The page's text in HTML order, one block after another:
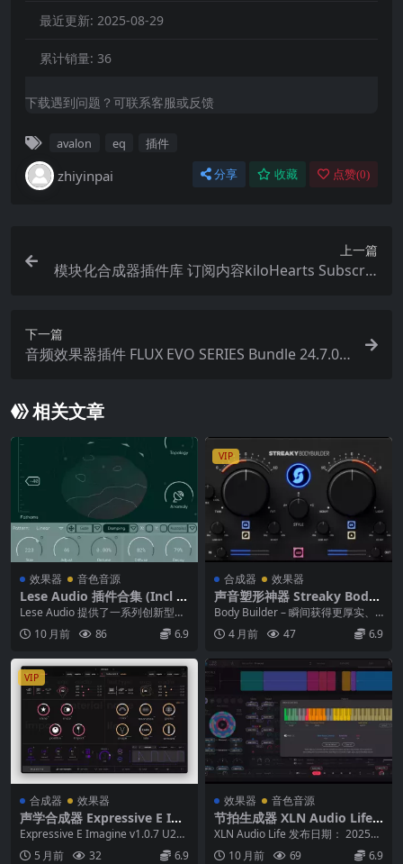
最近更新: 2025-08-29
累计销量: 36
下载遇到问题？可联系客服或反馈
avalon eq 插件
zhiyinpai 分享 收藏 点赞(0)
上一篇
模块化合成器插件库 订阅内容kiloHearts Subscrip
下一篇
音频效果器插件 FLUX EVO SERIES Bundle 24.7.0-
相关文章
效果器 音色音源
Lese Audio 插件合集 (Incl K
eygen-MOCHA)
Lese Audio 提供了一系列创新型插
件，专注于声音设计、动态处理、
空间塑造...
10 月前 86 6.9
VIP
合成器 效果器
声音塑形神器 Streaky Body
Builder v1.0.53 [WiN/macO
S]
Body Builder – 瞬间获得更厚实、
更饱满的声音 发布团队： MOCH...
4 月前 47 6.9
VIP
合成器 效果器
声学合成器 Expressive E Im
agine v1.0.7 MAC
Expressive E Imagine v1.0.7 U2B
macOS Re...
5 月前 32 6.9
效果器 音色音源
节拍生成器 XLN Audio Life v
1.2.3 macOS-HCiSO
XLN Audio Life 发布日期： 2025年
3月27日 | 文件大小： ...
10 月前 69 6.9